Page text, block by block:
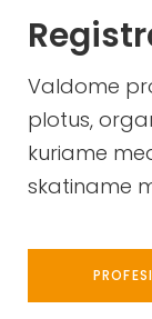
Valdome
plotus,
kuriame
skatiname